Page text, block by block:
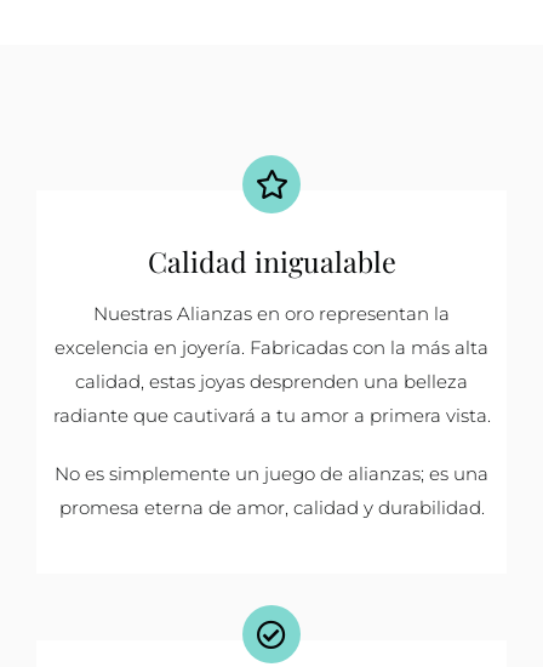
Calidad inigualable
Nuestras Alianzas en oro representan la
excelencia en joyería. Fabricadas con la más alta
calidad, estas joyas desprenden una belleza
radiante que cautivará a tu amor a primera vista.
No es simplemente un juego de alianzas; es una
promesa eterna de amor, calidad y durabilidad.